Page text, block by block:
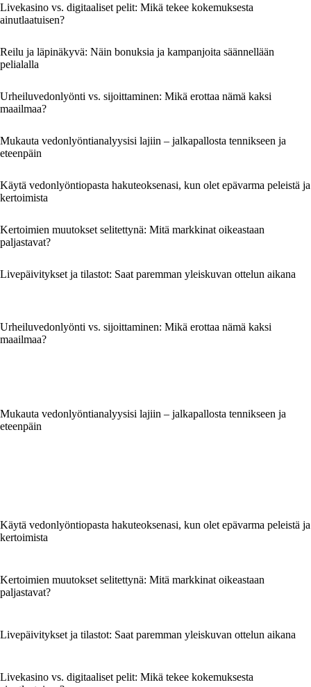
Livekasino vs. digitaaliset pelit: Mikä tekee kokemuksesta
ainutlaatuisen?
Reilu ja läpinäkyvä: Näin bonuksia ja kampanjoita säännellään
pelialalla
Urheiluvedonlyönti vs. sijoittaminen: Mikä erottaa nämä kaksi
maailmaa?
Mukauta vedonlyöntianalyysisi lajiin – jalkapallosta tennikseen ja
eteenpäin
Käytä vedonlyöntiopasta hakuteoksenasi, kun olet epävarma peleistä ja
kertoimista
Kertoimien muutokset selitettynä: Mitä markkinat oikeastaan
paljastavat?
Livepäivitykset ja tilastot: Saat paremman yleiskuvan ottelun aikana
Urheiluvedonlyönti vs. sijoittaminen: Mikä erottaa nämä kaksi
maailmaa?
Mukauta vedonlyöntianalyysisi lajiin – jalkapallosta tennikseen ja
eteenpäin
Käytä vedonlyöntiopasta hakuteoksenasi, kun olet epävarma peleistä ja
kertoimista
Kertoimien muutokset selitettynä: Mitä markkinat oikeastaan
paljastavat?
Livepäivitykset ja tilastot: Saat paremman yleiskuvan ottelun aikana
Livekasino vs. digitaaliset pelit: Mikä tekee kokemuksesta